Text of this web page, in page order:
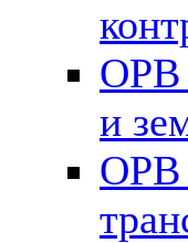
ОРВ
и
ОРВ